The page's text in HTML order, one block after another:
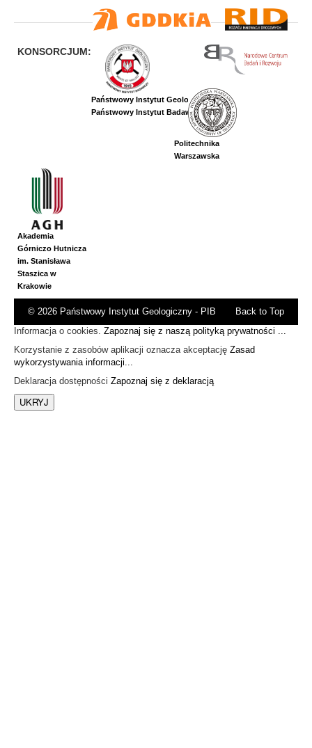
KONSORCJUM:
Państwowy Instytut Geologiczny
Państwowy Instytut Badawczy
Politechnika
Warszawska
Akademia
Górniczo Hutnicza
im. Stanisława
Staszica w
Krakowie
Back to Top
© 2026 Państwowy Instytut Geologiczny - PIB
Informacja o cookies. Zapoznaj się z naszą polityką prywatności ...
Korzystanie z zasobów aplikacji oznacza akceptację Zasad
wykorzystywania informacji...
Deklaracja dostępności Zapoznaj się z deklaracją